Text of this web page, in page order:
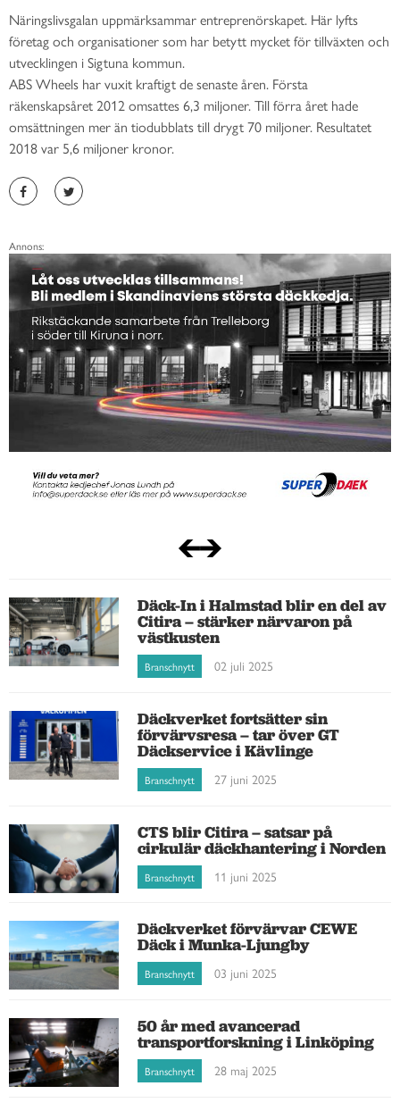
Näringslivsgalan uppmärksammar entreprenörskapet. Här lyfts
företag och organisationer som har betytt mycket för tillväxten och
utvecklingen i Sigtuna kommun.
ABS Wheels har vuxit kraftigt de senaste åren. Första
räkenskapsåret 2012 omsattes 6,3 miljoner. Till förra året hade
omsättningen mer än tiodubblats till drygt 70 miljoner. Resultatet
2018 var 5,6 miljoner kronor.
Annons:
Däck-In i Halmstad blir en del av
Citira – stärker närvaron på
västkusten
Branschnytt 02 juli 2025
Däckverket fortsätter sin
förvärvsresa – tar över GT
Däckservice i Kävlinge
Branschnytt 27 juni 2025
CTS blir Citira – satsar på
cirkulär däckhantering i Norden
Branschnytt 11 juni 2025
Däckverket förvärvar CEWE
Däck i Munka-Ljungby
Branschnytt 03 juni 2025
50 år med avancerad
transportforskning i Linköping
Branschnytt 28 maj 2025